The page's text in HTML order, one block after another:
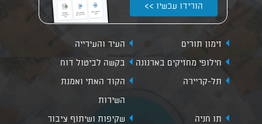
הורידו עכשיו >>
זימון תורים
העיר והעירייה
חילופי מחזיקים בארנונה
בקשה לביטול דוח
תל-קריירה
הקוד האתי ואמנת
השירות
תו חניה
שקיפות ושיתוף ציבור